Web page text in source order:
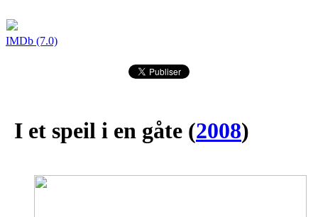
IMDb (7.0)
I et speil i en gåte (2008)